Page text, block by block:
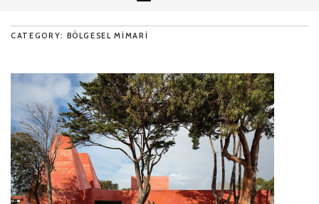
CATEGORY: BÖLGESEL MIMARI